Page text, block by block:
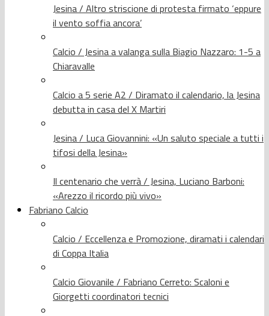
Jesina / Altro striscione di protesta firmato ‘eppure
il vento soffia ancora’
Calcio / Jesina a valanga sulla Biagio Nazzaro: 1-5 a
Chiaravalle
Calcio a 5 serie A2 / Diramato il calendario, la Jesina
debutta in casa del X Martiri
Jesina / Luca Giovannini: «Un saluto speciale a tutti i
tifosi della Jesina»
Il centenario che verrà / Jesina, Luciano Barboni:
«Arezzo il ricordo più vivo»
Fabriano Calcio
Calcio / Eccellenza e Promozione, diramati i calendari
di Coppa Italia
Calcio Giovanile / Fabriano Cerreto: Scaloni e
Giorgetti coordinatori tecnici